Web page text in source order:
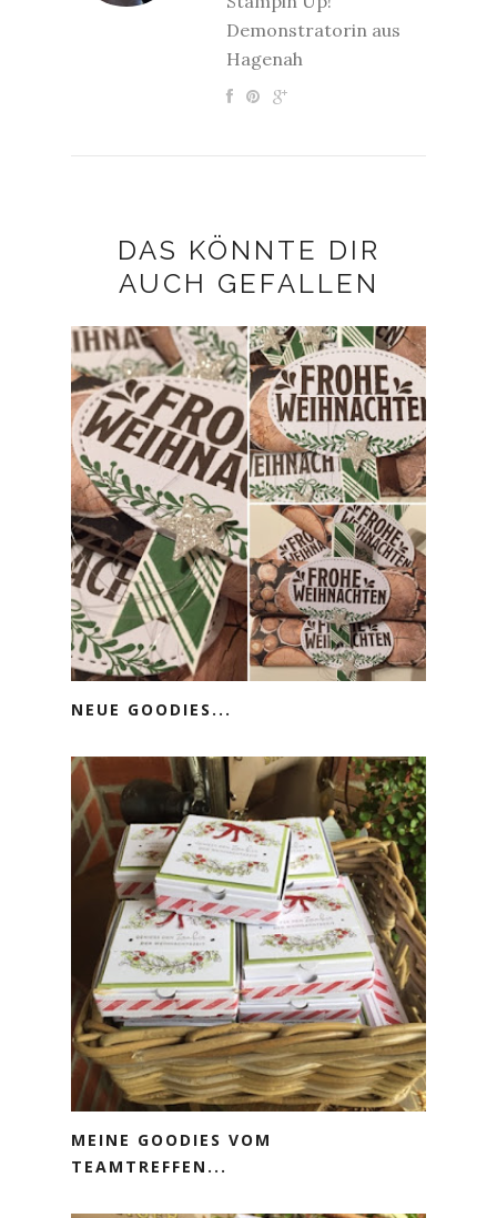
Demonstratorin aus
Hagenah
DAS KÖNNTE DIR
AUCH GEFALLEN
NEUE GOODIES...
MEINE GOODIES VOM
TEAMTREFFEN...